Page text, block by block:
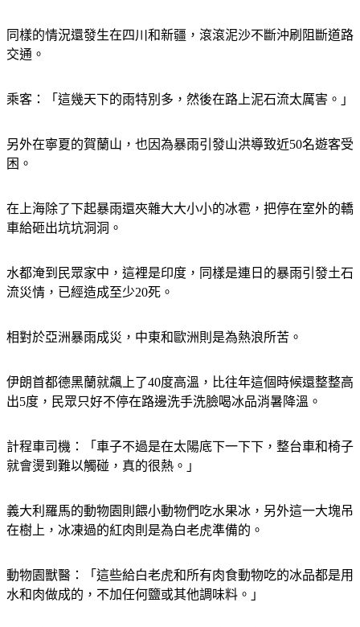
同樣的情況還發生在四川和新疆，滾滾泥沙不斷沖刷阻斷道路
交通。
乘客：「這幾天下的雨特別多，然後在路上泥石流太厲害。」
另外在寧夏的賀蘭山，也因為暴雨引發山洪導致近50名遊客受
困。
在上海除了下起暴雨還夾雜大大小小的冰雹，把停在室外的轎
車給砸出坑坑洞洞。
水都淹到民眾家中，這裡是印度，同樣是連日的暴雨引發土石
流災情，已經造成至少20死。
相對於亞洲暴雨成災，中東和歐洲則是為熱浪所苦。
伊朗首都德黑蘭就飆上了40度高溫，比往年這個時候還整整高
出5度，民眾只好不停在路邊洗手洗臉喝冰品消暑降溫。
計程車司機：「車子不過是在太陽底下一下下，整台車和椅子
就會燙到難以觸碰，真的很熱。」
義大利羅馬的動物園則餵小動物們吃水果冰，另外這一大塊吊
在樹上，冰凍過的紅肉則是為白老虎準備的。
動物園獸醫：「這些給白老虎和所有肉食動物吃的冰品都是用
水和肉做成的，不加任何鹽或其他調味料。」